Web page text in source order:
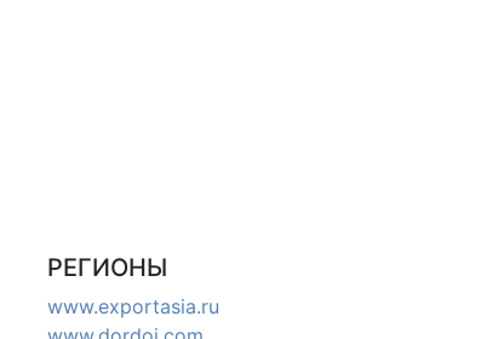
РЕГИОНЫ
www.exportasia.ru